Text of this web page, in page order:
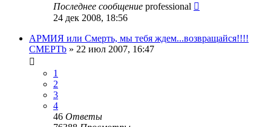
Последнее сообщение professional
24 дек 2008, 18:56
АРМИЯ или Смерть, мы тебя ждем...возвращайся!!!!
CMEPTb » 22 июл 2007, 16:47
1
2
3
4
46 Ответы